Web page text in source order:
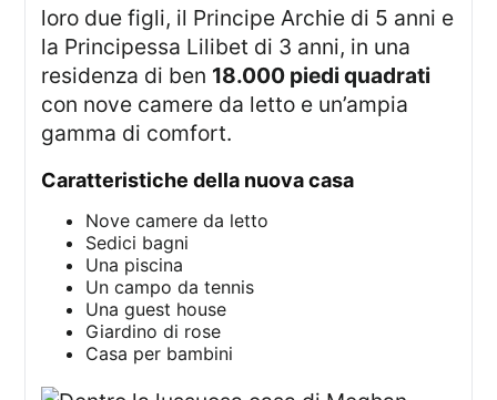
loro due figli, il Principe Archie di 5 anni e
la Principessa Lilibet di 3 anni, in una
residenza di ben 18.000 piedi quadrati
con nove camere da letto e un’ampia
gamma di comfort.
caratteristiche della nuova casa
Nove camere da letto
Sedici bagni
Una piscina
Un campo da tennis
Una guest house
Giardino di rose
Casa per bambini